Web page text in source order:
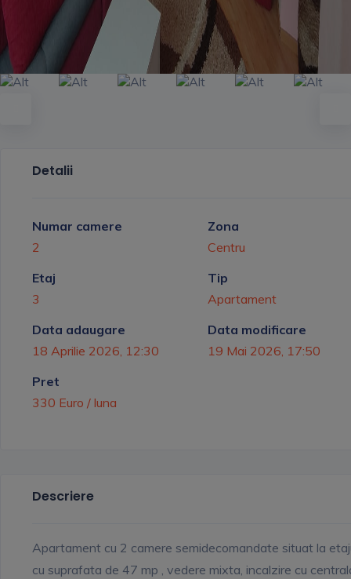
Detalii
Numar camere
2
Zona
Centru
Etaj
3
Tip
Apartament
Data adaugare
18 Aprilie 2026, 12:30
Data modificare
19 Mai 2026, 17:50
Pret
330 Euro / luna
Descriere
Apartament cu 2 camere semidecomandate situat la
cu suprafata de 47 mp , vedere mixta, incalzire cu